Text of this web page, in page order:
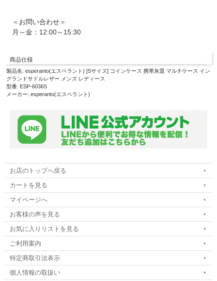
＜お問い合わせ＞
月～金：12:00～15:30
商品仕様
製品名: esperanto(エスペラント) [Sサイズ] コインケース 携帯灰皿 マルチケース イン
グランドサドルレザー メンズ レディース
型番: ESP-6036S
メーカー: esperanto(エスペラント)
お店のトップへ戻る
カートを見る
マイページへ
お客様の声を見る
お気に入りリストを見る
ご利用案内
特定商取引法表示
個人情報の取扱い